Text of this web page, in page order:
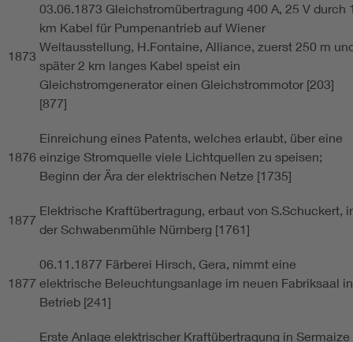
1873
03.06.1873 Gleichstromübertragung 400 A, 25 V durch
km Kabel für Pumpenantrieb auf Wiener
Weltausstellung, H.Fontaine, Alliance, zuerst 250 m
später 2 km langes Kabel speist ein
Gleichstromgenerator einen Gleichstrommotor [203]
[877]
1876
Einreichung eines Patents, welches erlaubt, über eine
einzige Stromquelle viele Lichtquellen zu speisen;
Beginn der Ära der elektrischen Netze [1735]
1877
Elektrische Kraftübertragung, erbaut von S.Schuckert,
der Schwabenmühle Nürnberg [1761]
1877
06.11.1877 Färberei Hirsch, Gera, nimmt eine
elektrische Beleuchtungsanlage im neuen Fabriksaal in
Betrieb [241]
Erste Anlage elektrischer Kraftübertragung in Sermaize